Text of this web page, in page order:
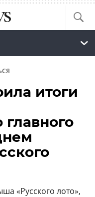
итоги
«Русского лото»,